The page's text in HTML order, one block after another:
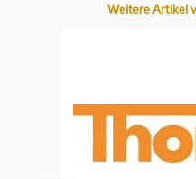
Produktgalerie überspringen
Weitere Artikel